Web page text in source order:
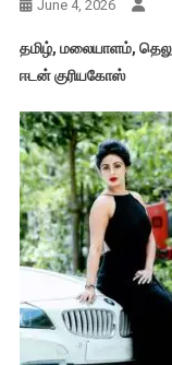
June 4, 2026
தமிழ், மலையாளம்,
ஈடன் குரியகோஸ்